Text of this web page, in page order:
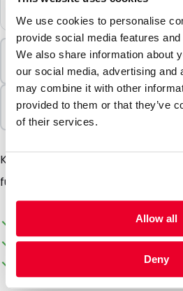
We use cookies to personalise
provide social media features
We also share information about
our social media, advertising and
may combine it with other
provided to them or that they’ve
of their services.
Allow all
Deny
25 €182,63
Mindestbestellung
1 Einheiten
In Paketen verkauft
1 Einheiten
Kühlelemente für +4, +22, -18, -
für den BlueLine Boxen 30L
Die Verpackung kann
Ab Lager lieferbar
Kundenorientierter Service